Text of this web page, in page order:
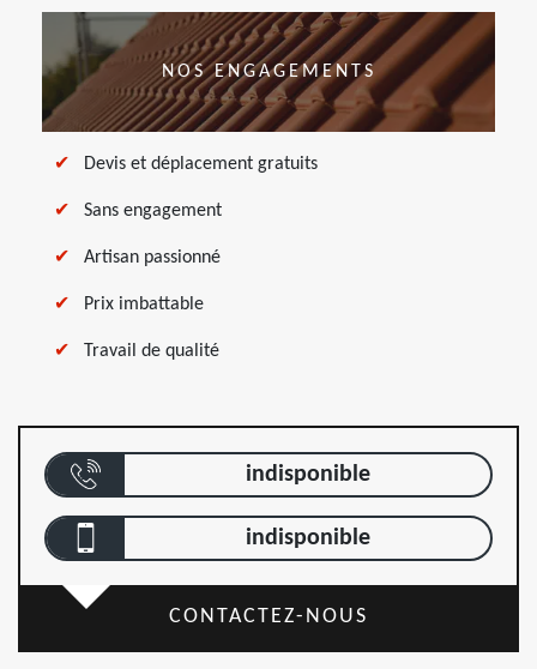
NOS ENGAGEMENTS
Devis et déplacement gratuits
Sans engagement
Artisan passionné
Prix imbattable
Travail de qualité
indisponible
indisponible
CONTACTEZ-NOUS